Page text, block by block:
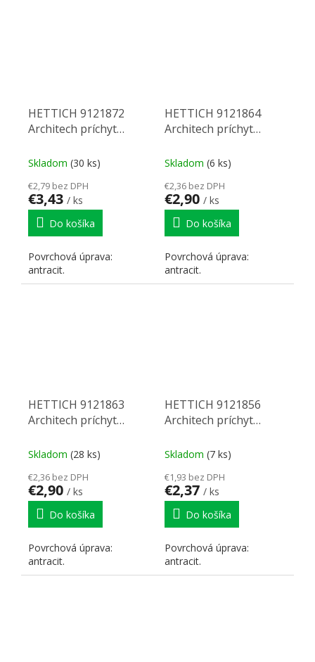
HETTICH 9121872
Architech príchyt
Skladom (30 ks)
€2,79 bez DPH
€3,43 / ks
Do košíka
Povrchová úprava:
antracit.
HETTICH 9121864
Architech príchyt
antracit
Skladom (6 ks)
€2,36 bez DPH
€2,90 / ks
Do košíka
Povrchová úprava:
antracit.
HETTICH 9121863
Architech príchyt
antracit
Skladom (28 ks)
€2,36 bez DPH
€2,90 / ks
Do košíka
Povrchová úprava:
antracit.
HETTICH 9121856
Architech príchyt
antracit
Skladom (7 ks)
€1,93 bez DPH
€2,37 / ks
Do košíka
Povrchová úprava:
antracit.